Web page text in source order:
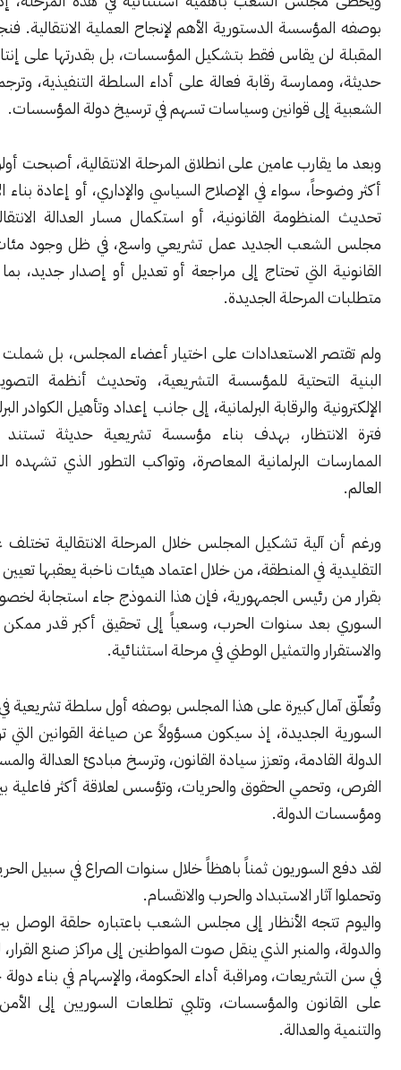
الدستورية الأهم لإنجاح العملية الانتقالية. فنجاح المرحلة
لن يقاس فقط بتشكيل المؤسسات، بل بقدرتها على إنتاج تشريعات
رقابة فعالة على أداء السلطة التنفيذية، وترجمة المطالب
إلى قوانين وسياسات تسهم في ترسيخ دولة المؤسسات.
عامين على انطلاق المرحلة الانتقالية، أصبحت أولويات الدولة
سواء في الإصلاح السياسي والإداري، أو إعادة بناء الاقتصاد، أو
القانونية، أو استكمال مسار العدالة الانتقالية. وينتظر
الجديد عمل تشريعي واسع، في ظل وجود مئات النصوص
التي تحتاج إلى مراجعة أو تعديل أو إصدار جديد، بما يتوافق مع
المرحلة الجديدة.
الاستعدادات على اختيار أعضاء المجلس، بل شملت أيضاً تطوير
للمؤسسة التشريعية، وتحديث أنظمة التصويت والإدارة
والرقابة البرلمانية، إلى جانب إعداد وتأهيل الكوادر البرلمانية خلال
بهدف بناء مؤسسة تشريعية حديثة تستند إلى أفضل
البرلمانية المعاصرة، وتواكب التطور الذي تشهده البرلمانات في
تشكيل المجلس خلال المرحلة الانتقالية تختلف عن النماذج
في المنطقة، من خلال اعتماد هيئات ناخبة يعقبها تعيين ثلث مكمّل
رئيس الجمهورية، فإن هذا النموذج جاء استجابة لخصوصية الواقع
سنوات الحرب، وسعياً إلى تحقيق أكبر قدر ممكن من التوازن
والتمثيل الوطني في مرحلة استثنائية.
كبيرة على هذا المجلس بوصفه أول سلطة تشريعية في الجمهورية
الجديدة، إذ سيكون مسؤولاً عن صياغة القوانين التي ترسم ملامح
وتعزز سيادة القانون، وترسخ مبادئ العدالة والمساواة وتكافؤ
الحقوق والحريات، وتؤسس لعلاقة أكثر فاعلية بين المواطن
الدولة.
ثمناً باهظاً خلال سنوات الصراع في سبيل الحرية والكرامة،
الاستبداد والحرب والانقسام.
الأنظار إلى مجلس الشعب باعتباره حلقة الوصل بين المجتمع
والمنبر الذي ينقل صوت المواطنين إلى مراكز صنع القرار، ليؤدي دوره
ومراقبة أداء الحكومة، والإسهام في بناء دولة حديثة تقوم
والمؤسسات، وتلبي تطلعات السوريين إلى الأمن والاستقرار